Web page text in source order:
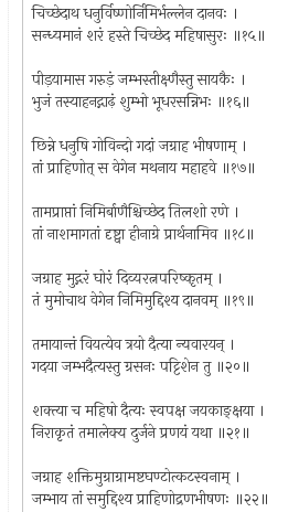
चिच्छेदाथ धनुर्विष्णोर्निमिर्भल्लेन दानवः ।
सन्ध्यमानं शरं हस्ते चिच्छेद महिषासुरः ॥१५॥
पीड़यामास गरुड़ं जम्भस्तीक्ष्णैस्तु सायकैः ।
भुजं तस्याहनद्गाढ़ं शुम्भो भूधरसन्निभः ॥१६॥
छिन्ने धनुषि गोविन्दो गदां जग्राह भीषणाम् ।
तां प्राहिणोत् स वेगेन मथनाय महाहवे ॥१७॥
तामप्राप्तां निमिर्बाणैश्चिच्छेद तिलशो रणे ।
तां नाशमागतां दृष्ट्वा हीनाग्रे प्रार्थनामिव ॥१८॥
जग्राह मुद्गरं घोरं दिव्यरत्नपरिष्कृतम् ।
तं मुमोचाथ वेगेन निमिमुद्दिश्य दानवम् ॥१९॥
तमायान्तं वियत्येव त्रयो दैत्या न्यवारयन् ।
गदया जम्भदैत्यस्तु ग्रसनः पट्टिशेन तु ॥२०॥
शक्त्या च महिषो दैत्यः स्वपक्ष जयकाङ्क्षया ।
निराकृतं तमालेक्य दुर्जने प्रणयं यथा ॥२१॥
जग्राह शक्तिमुग्राग्रामष्टघण्टोत्कटस्वनाम् ।
जम्भाय तां समुद्दिश्य प्राहिणोद्रणभीषणः ॥२२॥